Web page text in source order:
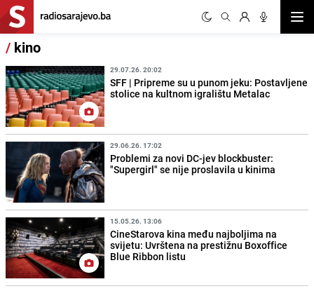
/ kino
29.07.26. 20:02
SFF | Pripreme su u punom jeku: Postavljene
stolice na kultnom igralištu Metalac
29.06.26. 17:02
Problemi za novi DC-jev blockbuster:
"Supergirl" se nije proslavila u kinima
15.05.26. 13:06
CineStarova kina među najboljima na
svijetu: Uvrštena na prestižnu Boxoffice
Blue Ribbon listu